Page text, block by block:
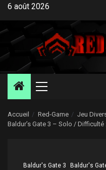
Aller
contenu
6 août 2026
Menu
Accueil Red-Game Jeu
Baldur’s Gate 3 – Solo /
Baldur's Gate 3 Baldur's